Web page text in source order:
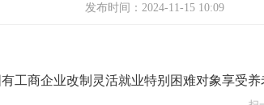
发布时间：2024-11-15 10:09
工商企业改制灵活就业特别困难对象享受